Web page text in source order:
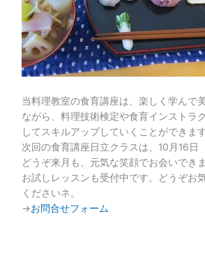
当料理教室の食育講座は、楽しく学んで
ながら、料理技術検定や食育インストラ
してスキルアップしていくことができます
次回の食育講座日立クラスは、10月16日
どうぞ来月も、元気な笑顔でお会いでき
お試しレッスンも受付中です。どうぞお
くださいネ。
→お問合せフォーム